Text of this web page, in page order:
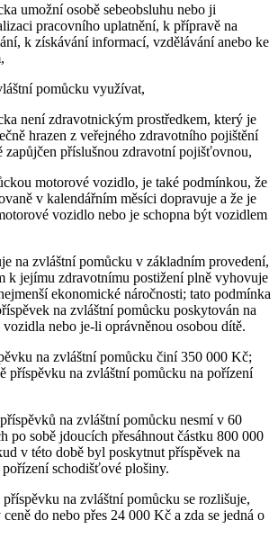
umožní osobě sebeobsluhu nebo ji
pracovního uplatnění, k přípravě na
k získávání informací, vzdělávání anebo ke
pomůcku využívat,
není zdravotnickým prostředkem, který je
hrazen z veřejného zdravotního pojištění
zapůjčen příslušnou zdravotní pojišťovnou,
motorové vozidlo, je také podmínkou, že
v kalendářním měsíci dopravuje a že je
vozidlo nebo je schopna být vozidlem
na zvláštní pomůcku v základním provedení,
k jejímu zdravotnímu postižení plně vyhovuje
ekonomické náročnosti; tato podmínka
na zvláštní pomůcku poskytován na
nebo je-li oprávněnou osobou dítě.
na zvláštní pomůcku činí 350 000 Kč;
příspěvku na zvláštní pomůcku na pořízení
na zvláštní pomůcku nesmí v 60
po sobě jdoucích přesáhnout částku 800 000
v této době byl poskytnut příspěvek na
schodišťové plošiny.
na zvláštní pomůcku se rozlišuje,
do nebo přes 24 000 Kč a zda se jedná o